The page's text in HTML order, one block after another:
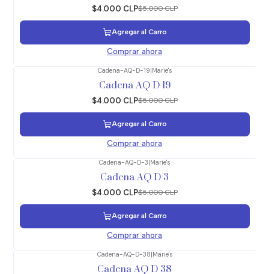
$4.000 CLP$5.000 CLP
Agregar al Carro
Comprar ahora
Cadena-AQ-D-19|Marie's
Cadena AQ D 19
$4.000 CLP$5.000 CLP
Agregar al Carro
Comprar ahora
Cadena-AQ-D-3|Marie's
Cadena AQ D 3
$4.000 CLP$5.000 CLP
Agregar al Carro
Comprar ahora
Cadena-AQ-D-38|Marie's
Cadena AQ D 38